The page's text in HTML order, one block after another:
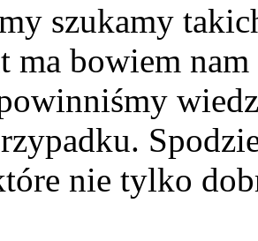
szukamy
ma bowiem
nie tylko